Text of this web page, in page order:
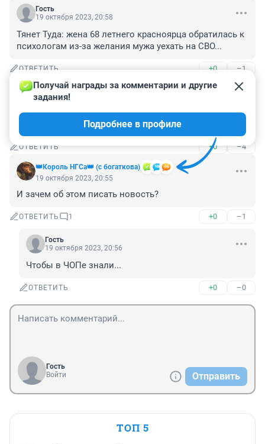
Гость
19 октября 2023, 20:58
Тянет Туда: жена 68 летнего красноярца обратилась к
психологам из-за желания мужа уехать на СВО...
ОТВЕТИТЬ +0 –1
Гость
19 октября 2023, 20:55
50 лет на теме сидел и с бабочкой ходил... Сонату #6
ОТВЕТИТЬ +0 –4
👑Король НГСа👑 (с богаткова)
Получай награды за комментарии и другие
задания!
Подробнее в профиле
19 октября 2023, 20:55
И зачем об этом писать новость?
ОТВЕТИТЬ 1 +0 –1
Гость
19 октября 2023, 20:56
Чтобы в ЧОПе знали...
ОТВЕТИТЬ +0 –0
Гость
Войти
Отправить
ТОП 5